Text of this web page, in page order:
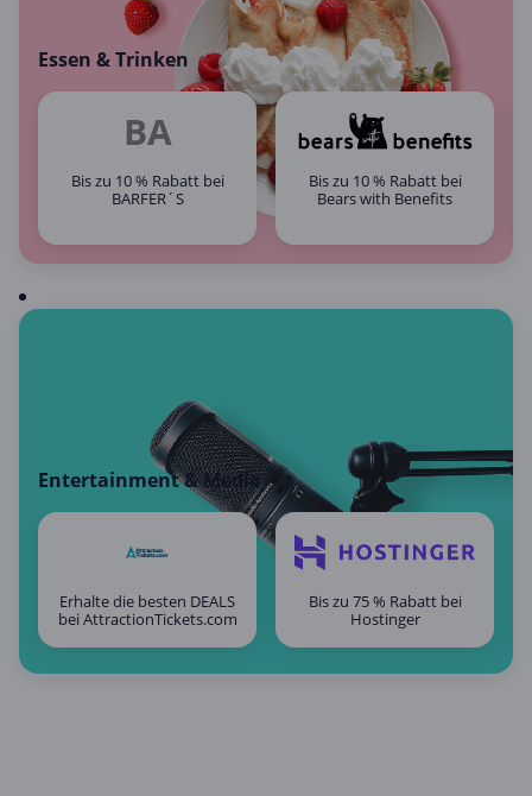
Essen & Trinken
BA
Bis zu 10 % Rabatt bei
BARFER´S
Bis zu 10 % Rabatt bei
Bears with Benefits
Entertainment & Media
Erhalte die besten DEALS
bei AttractionTickets.com
Bis zu 75 % Rabatt bei
Hostinger